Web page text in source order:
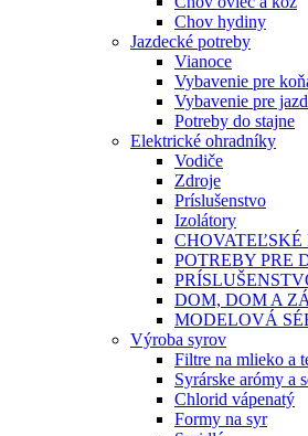
Chov hydiny
Jazdecké potreby
Vianoce
Vybavenie pre
Vybavenie pre
Potreby do stajne
Elektrické ohradníky
Vodiče
Zdroje
Príslušenstvo
Izolátory
CHOVATEĽSKÉ
POTREBY PRE
DOM, DOM A
MODELOVÁ
Výroba syrov
Filtre na mlieko a
Syrárske arómy a
Chlorid vápenatý
Formy na syr